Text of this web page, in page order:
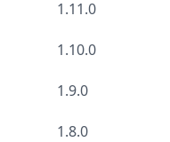
1.11.0
1.10.0
1.9.0
1.8.0